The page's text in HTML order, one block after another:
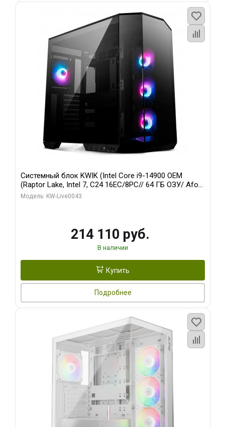
Системный блок KWIK (Intel Core i9-14900 OEM
(Raptor Lake, Intel 7, C24 16EC/8PC// 64 ГБ ОЗУ/ Afox
RTX3060Ti 8GB GDDR6 256bit 3xDP HDMI 2FAN RTL/
Модель: KW-Live0043
214 110 руб.
В наличии
Купить
Подробнее